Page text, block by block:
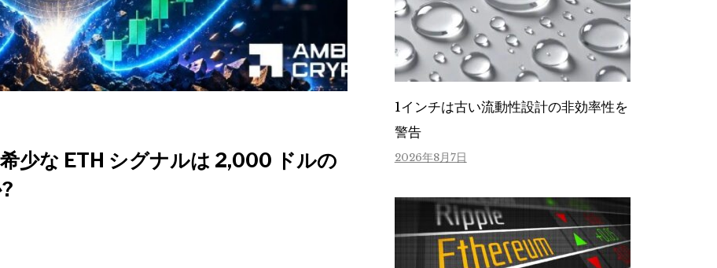
少な ETH シグナルは 2,000 ドルの
1インチは古い流動性設計の非効率性を
警告
2026年8月7日